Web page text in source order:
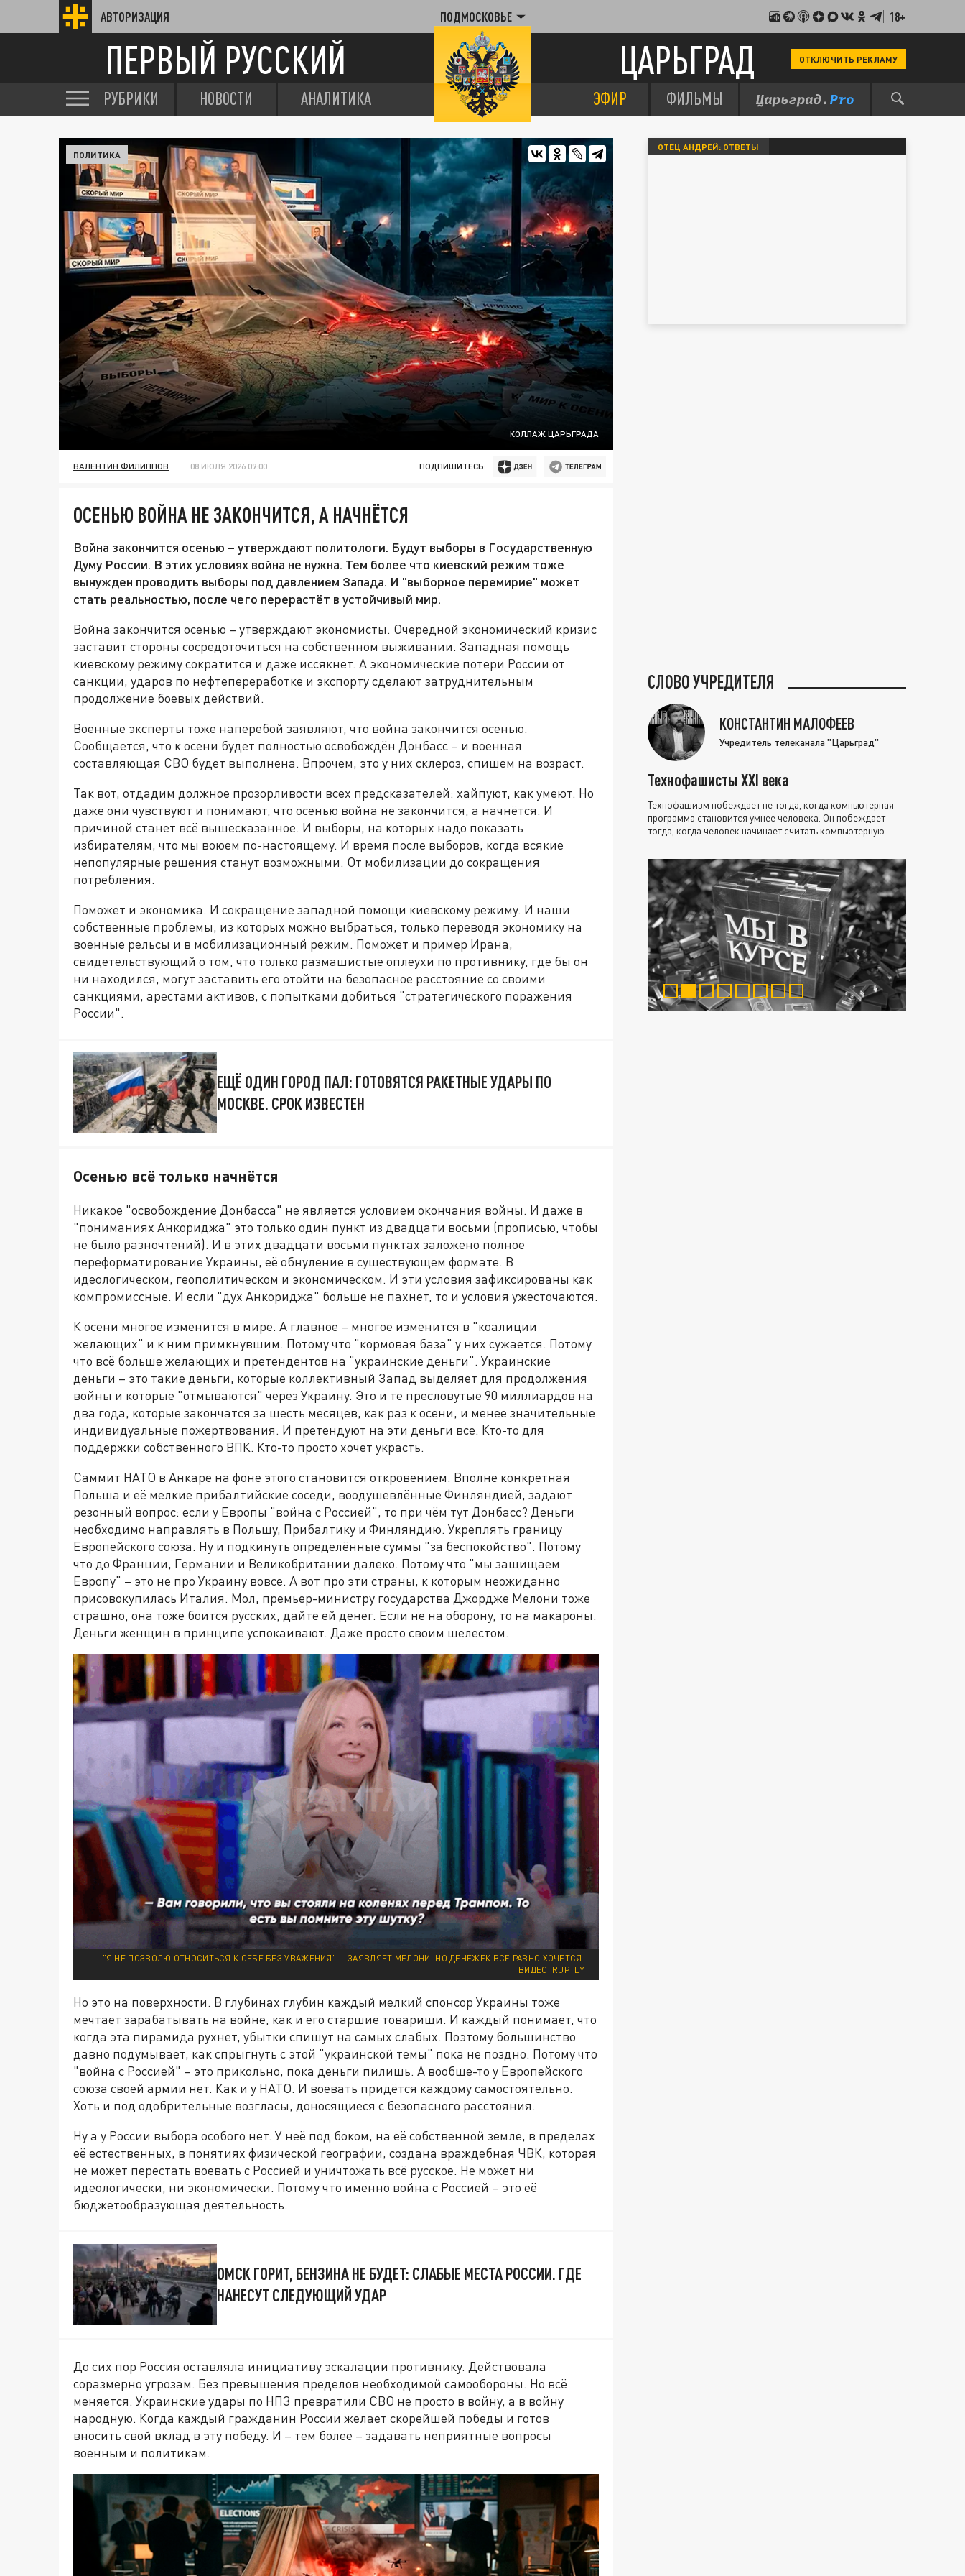
АВТОРИЗАЦИЯ ПОДМОСКОВЬЕ 18+
ПЕРВЫЙ РУССКИЙ ЦАРЬГРАД ОТКЛЮЧИТЬ РЕКЛАМУ
РУБРИКИ НОВОСТИ АНАЛИТИКА ЭФИР ФИЛЬМЫ
КОЛЛАЖ ЦАРЬГРАДА
ПОЛИТИКА
ВАЛЕНТИН ФИЛИППОВ 08 ИЮЛЯ 2026 09:00 ПОДПИШИТЕСЬ:
ОСЕНЬЮ ВОЙНА НЕ ЗАКОНЧИТСЯ, А НАЧНЁТСЯ
Война закончится осенью – утверждают политологи. Будут выборы в Государственную
Думу России. В этих условиях война не нужна. Тем более что киевский режим тоже
вынужден проводить выборы под давлением Запада. И "выборное перемирие" может
стать реальностью, после чего перерастёт в устойчивый мир.
Война закончится осенью – утверждают экономисты. Очередной экономический кризис
заставит стороны сосредоточиться на собственном выживании. Западная помощь
киевскому режиму сократится и даже иссякнет. А экономические потери России от
санкции, ударов по нефтепереработке и экспорту сделают затруднительным
продолжение боевых действий.
Военные эксперты тоже наперебой заявляют, что война закончится осенью.
Сообщается, что к осени будет полностью освобождён Донбасс – и военная
составляющая СВО будет выполнена. Впрочем, это у них склероз, спишем на возраст.
Так вот, отдадим должное прозорливости всех предсказателей: хайпуют, как умеют. Но
даже они чувствуют и понимают, что осенью война не закончится, а начнётся. И
причиной станет всё вышесказанное. И выборы, на которых надо показать
избирателям, что мы воюем по-настоящему. И время после выборов, когда всякие
непопулярные решения станут возможными. От мобилизации до сокращения
потребления.
Поможет и экономика. И сокращение западной помощи киевскому режиму. И наши
собственные проблемы, из которых можно выбраться, только переводя экономику на
военные рельсы и в мобилизационный режим. Поможет и пример Ирана,
свидетельствующий о том, что только размашистые оплеухи по противнику, где бы он
ни находился, могут заставить его отойти на безопасное расстояние со своими
санкциями, арестами активов, с попытками добиться "стратегического поражения
России".
ЕЩЁ ОДИН ГОРОД ПАЛ: ГОТОВЯТСЯ РАКЕТНЫЕ УДАРЫ ПО
МОСКВЕ. СРОК ИЗВЕСТЕН
Осенью всё только начнётся
Никакое "освобождение Донбасса" не является условием окончания войны. И даже в
"пониманиях Анкориджа" это только один пункт из двадцати восьми (прописью, чтобы
не было разночтений). И в этих двадцати восьми пунктах заложено полное
переформатирование Украины, её обнуление в существующем формате. В
идеологическом, геополитическом и экономическом. И эти условия зафиксированы как
компромиссные. И если "дух Анкориджа" больше не пахнет, то и условия ужесточаются.
К осени многое изменится в мире. А главное – многое изменится в "коалиции
желающих" и к ним примкнувшим. Потому что "кормовая база" у них сужается. Потому
что всё больше желающих и претендентов на "украинские деньги". Украинские
деньги – это такие деньги, которые коллективный Запад выделяет для продолжения
войны и которые "отмываются" через Украину. Это и те пресловутые 90 миллиардов на
два года, которые закончатся за шесть месяцев, как раз к осени, и менее значительные
индивидуальные пожертвования. И претендуют на эти деньги все. Кто-то для
поддержки собственного ВПК. Кто-то просто хочет украсть.
Саммит НАТО в Анкаре на фоне этого становится откровением. Вполне конкретная
Польша и её мелкие прибалтийские соседи, воодушевлённые Финляндией, задают
резонный вопрос: если у Европы "война с Россией", то при чём тут Донбасс? Деньги
необходимо направлять в Польшу, Прибалтику и Финляндию. Укреплять границу
Европейского союза. Ну и подкинуть определённые суммы "за беспокойство". Потому
что до Франции, Германии и Великобритании далеко. Потому что "мы защищаем
Европу" – это не про Украину вовсе. А вот про эти страны, к которым неожиданно
присовокупилась Италия. Мол, премьер-министру государства Джордже Мелони тоже
страшно, она тоже боится русских, дайте ей денег. Если не на оборону, то на макароны.
Деньги женщин в принципе успокаивают. Даже просто своим шелестом.
"Я НЕ ПОЗВОЛЮ ОТНОСИТЬСЯ К СЕБЕ БЕЗ УВАЖЕНИЯ", – ЗАЯВЛЯЕТ МЕЛОНИ, НО ДЕНЕЖЕК ВСЁ РАВНО ХОЧЕТСЯ.
ВИДЕО: RUPTLY
Но это на поверхности. В глубинах глубин каждый мелкий спонсор Украины тоже
мечтает зарабатывать на войне, как и его старшие товарищи. И каждый понимает, что
когда эта пирамида рухнет, убытки спишут на самых слабых. Поэтому большинство
давно подумывает, как спрыгнуть с этой "украинской темы" пока не поздно. Потому что
"война с Россией" – это прикольно, пока деньги пилишь. А вообще-то у Европейского
союза своей армии нет. Как и у НАТО. И воевать придётся каждому самостоятельно.
Хоть и под одобрительные возгласы, доносящиеся с безопасного расстояния.
Ну а у России выбора особого нет. У неё под боком, на её собственной земле, в пределах
её естественных, в понятиях физической географии, создана враждебная ЧВК, которая
не может перестать воевать с Россией и уничтожать всё русское. Не может ни
идеологически, ни экономически. Потому что именно война с Россией – это её
бюджетообразующая деятельность.
ОМСК ГОРИТ, БЕНЗИНА НЕ БУДЕТ: СЛАБЫЕ МЕСТА РОССИИ. ГДЕ
НАНЕСУТ СЛЕДУЮЩИЙ УДАР
До сих пор Россия оставляла инициативу эскалации противнику. Действовала
соразмерно угрозам. Без превышения пределов необходимой самообороны. Но всё
меняется. Украинские удары по НПЗ превратили СВО не просто в войну, а в войну
народную. Когда каждый гражданин России желает скорейшей победы и готов
вносить свой вклад в эту победу. И – тем более – задавать неприятные вопросы
военным и политикам.
ОТЕЦ АНДРЕЙ: ОТВЕТЫ
СЛОВО УЧРЕДИТЕЛЯ
КОНСТАНТИН МАЛОФЕЕВ
Учредитель телеканала "Царьград"
Технофашисты XXI века
Технофашизм побеждает не тогда, когда компьютерная
программа становится умнее человека. Он побеждает
тогда, когда человек начинает считать компьютерную